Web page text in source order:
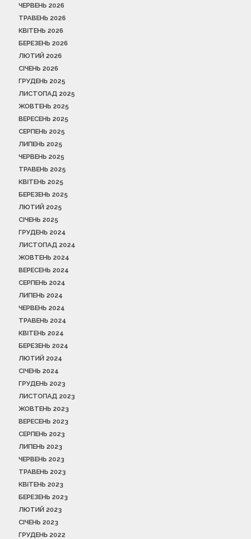
ЧЕРВЕНЬ 2026
ТРАВЕНЬ 2026
КВІТЕНЬ 2026
БЕРЕЗЕНЬ 2026
ЛЮТИЙ 2026
СІЧЕНЬ 2026
ГРУДЕНЬ 2025
ЛИСТОПАД 2025
ЖОВТЕНЬ 2025
ВЕРЕСЕНЬ 2025
СЕРПЕНЬ 2025
ЛИПЕНЬ 2025
ЧЕРВЕНЬ 2025
ТРАВЕНЬ 2025
КВІТЕНЬ 2025
БЕРЕЗЕНЬ 2025
ЛЮТИЙ 2025
СІЧЕНЬ 2025
ГРУДЕНЬ 2024
ЛИСТОПАД 2024
ЖОВТЕНЬ 2024
ВЕРЕСЕНЬ 2024
СЕРПЕНЬ 2024
ЛИПЕНЬ 2024
ЧЕРВЕНЬ 2024
ТРАВЕНЬ 2024
КВІТЕНЬ 2024
БЕРЕЗЕНЬ 2024
ЛЮТИЙ 2024
СІЧЕНЬ 2024
ГРУДЕНЬ 2023
ЛИСТОПАД 2023
ЖОВТЕНЬ 2023
ВЕРЕСЕНЬ 2023
СЕРПЕНЬ 2023
ЛИПЕНЬ 2023
ЧЕРВЕНЬ 2023
ТРАВЕНЬ 2023
КВІТЕНЬ 2023
БЕРЕЗЕНЬ 2023
ЛЮТИЙ 2023
СІЧЕНЬ 2023
ГРУДЕНЬ 2022